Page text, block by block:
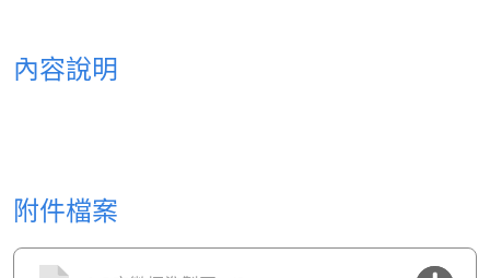
內容說明
附件檔案